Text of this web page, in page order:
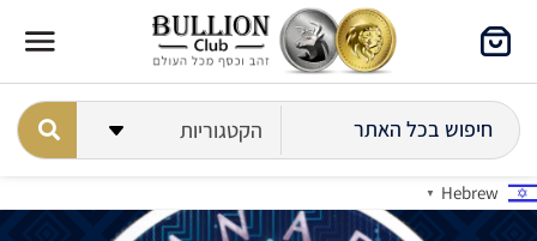
Hebrew
▼